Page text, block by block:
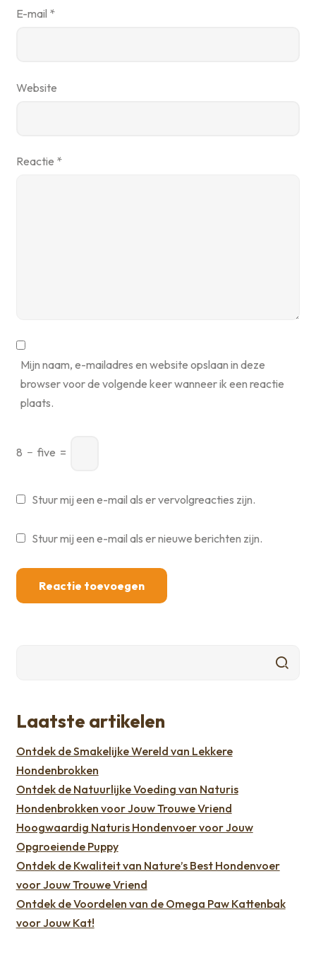
E-mail *
Website
Reactie *
Mijn naam, e-mailadres en website opslaan in deze
browser voor de volgende keer wanneer ik een reactie
plaats.
8 − five =
Stuur mij een e-mail als er vervolgreacties zijn.
Stuur mij een e-mail als er nieuwe berichten zijn.
Laatste artikelen
Ontdek de Smakelijke Wereld van Lekkere
Hondenbrokken
Ontdek de Natuurlijke Voeding van Naturis
Hondenbrokken voor Jouw Trouwe Vriend
Hoogwaardig Naturis Hondenvoer voor Jouw
Opgroeiende Puppy
Ontdek de Kwaliteit van Nature’s Best Hondenvoer
voor Jouw Trouwe Vriend
Ontdek de Voordelen van de Omega Paw Kattenbak
voor Jouw Kat!